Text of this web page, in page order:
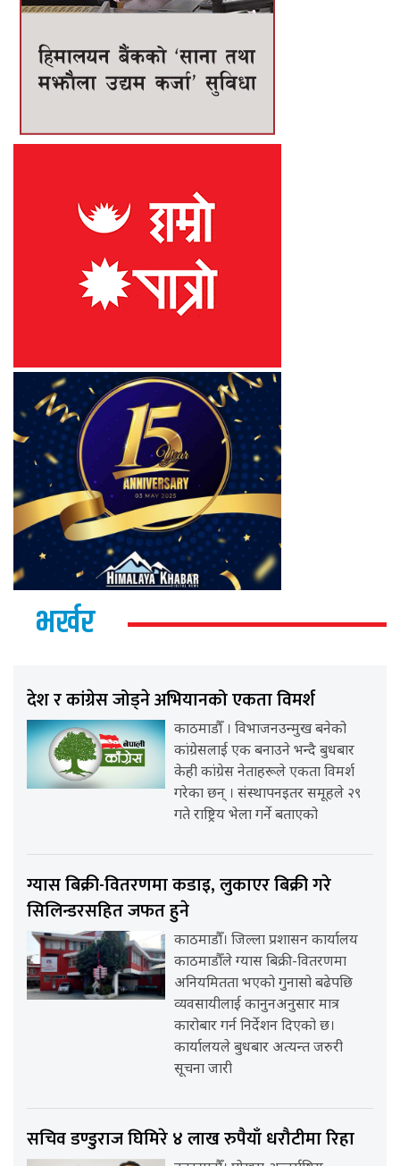
भर्खर
देश र कांग्रेस जोड्ने अभियानको एकता विमर्श
काठमाडौँ । विभाजनउन्मुख बनेको
कांग्रेसलाई एक बनाउने भन्दै बुधबार
केही कांग्रेस नेताहरूले एकता विमर्श
गरेका छन् । संस्थापनइतर समूहले २९
गते राष्ट्रिय भेला गर्ने बताएको
ग्यास बिक्री-वितरणमा कडाइ, लुकाएर बिक्री गरे
सिलिन्डरसहित जफत हुने
काठमाडौँ। जिल्ला प्रशासन कार्यालय
काठमाडौँले ग्यास बिक्री-वितरणमा
अनियमितता भएको गुनासो बढेपछि
व्यवसायीलाई कानुनअनुसार मात्र
कारोबार गर्न निर्देशन दिएको छ।
कार्यालयले बुधबार अत्यन्त जरुरी
सूचना जारी
सचिव डण्डुराज घिमिरे ४ लाख रुपैयाँ धरौटीमा रिहा